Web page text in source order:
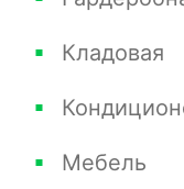
другими
Сочи.
Кладовая
Мебель